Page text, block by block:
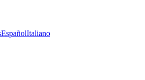
EspañolItaliano